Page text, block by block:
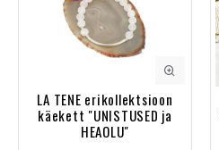
LA TENE erikollektsioon
käekett "UNISTUSED ja
HEAOLU"